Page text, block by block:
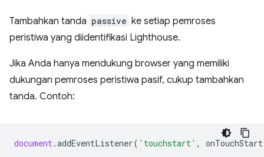
Tambahkan tanda passive ke setiap pemroses
peristiwa yang diidentifikasi Lighthouse.
Jika Anda hanya mendukung browser yang memiliki
dukungan pemroses peristiwa pasif, cukup tambahkan
tanda. Contoh:
document .addEventListener( 'touchstart' , onTouchStart